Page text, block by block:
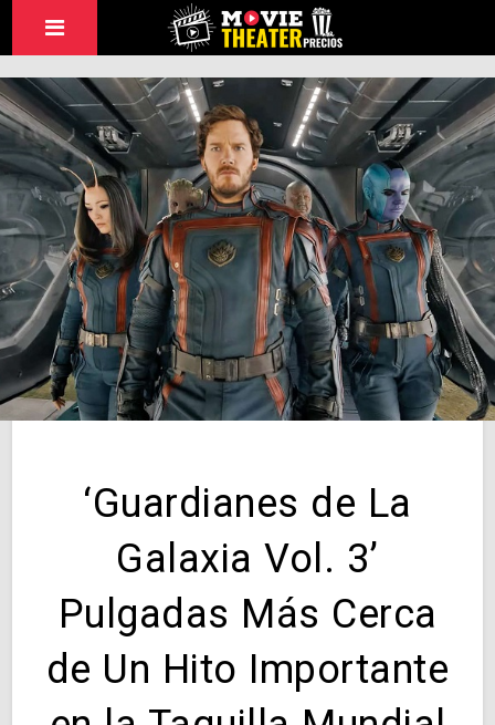
‘Guardianes de La
Galaxia Vol. 3’
Pulgadas Más Cerca
de Un Hito Importante